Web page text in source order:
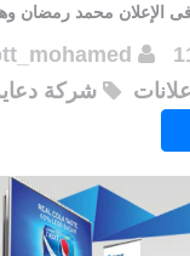
الإعلان محمد رمضان
شركة